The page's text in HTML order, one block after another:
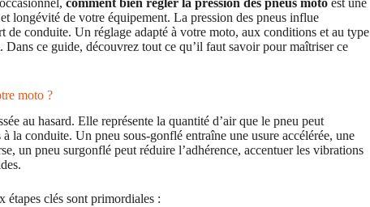
longévité de votre équipement. La pression des pneus influe
de conduite. Un réglage adapté à votre moto, aux conditions et au type
ce guide, découvrez tout ce qu’il faut savoir pour maîtriser ce
moto ?
au hasard. Elle représente la quantité d’air que le pneu peut
la conduite. Un pneu sous-gonflé entraîne une usure accélérée, une
un pneu surgonflé peut réduire l’adhérence, accentuer les vibrations
étapes clés sont primordiales :